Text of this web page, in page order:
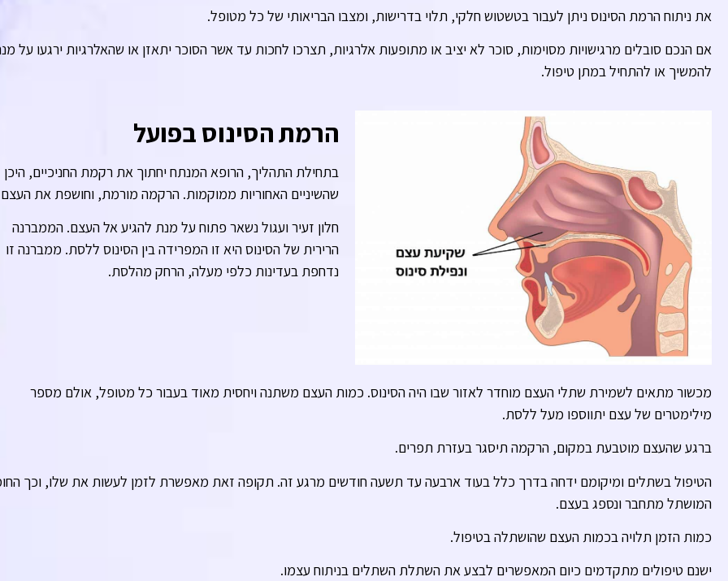
את ניתוח הרמת הסינוס ניתן לעבור בטשטוש חלקי, תלוי בדרישות, ומצבו הבריאותי של כל מטופל.
אם הנכם סובלים מרגישויות מסוימות, סוכר לא יציב או מתופעות אלרגיות, תצרכו לחכות עד אשר הסוכר יתאזן או שהאלרגיות ירגעו על
להמשיך או להתחיל במתן טיפול.
הרמת הסינוס בפועל
בתחילת התהליך, הרופא המנתח יחתוך את רקמת החניכיים, היכן
שהשיניים האחוריות ממוקמות. הרקמה מורמת, וחושפת את
חלון זעיר ועגול נשאר פתוח על מנת להגיע אל העצם. הממברנה
הרירית של הסינוס היא זו המפרידה בין הסינוס ללסת. ממברנה זו
נדחפת בעדינות כלפי מעלה, הרחק מהלסת.
מכשור מתאים לשמירת שתלי העצם מוחדר לאזור שבו היה הסינוס. כמות העצם משתנה ויחסית מאוד בעבור כל מטופל, אולם מספר
מילימטרים של עצם יתווספו מעל ללסת.
ברגע שהעצם מוטבעת במקום, הרקמה תיסגר בעזרת תפרים.
הטיפול בשתלים ומיקומם ידחה בדרך כלל בעוד ארבעה עד תשעה חודשים מרגע זה. תקופה זאת מאפשרת לזמן לעשות את שלו, וכך
המושתל מתחבר ונספג בעצם.
כמות הזמן תלויה בכמות העצם שהושתלה בטיפול.
ישנם טיפולים מתקדמים כיום המאפשרים לבצע את השתלת השתלים בניתוח עצמו.